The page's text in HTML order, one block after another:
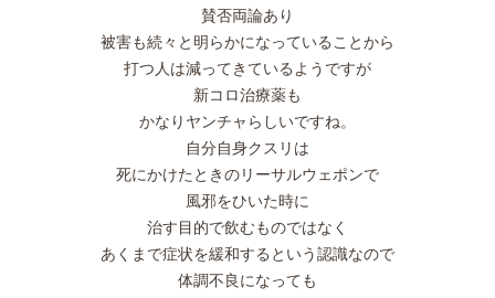
賛否両論あり
被害も続々と明らかになっていることから
打つ人は減ってきているようですが
新コロ治療薬も
かなりヤンチャらしいですね。
自分自身クスリは
死にかけたときのリーサルウェポンで
風邪をひいた時に
治す目的で飲むものではなく
あくまで症状を緩和するという認識なので
体調不良になっても